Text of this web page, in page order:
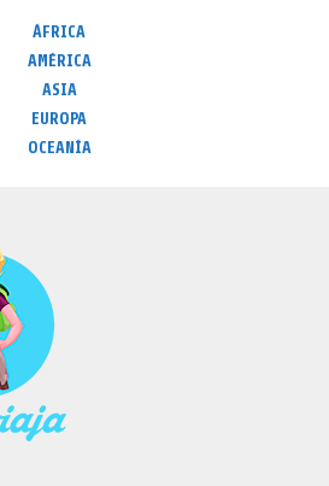
ÁFRICA
AMÉRICA
ASIA
EUROPA
OCEANÍA